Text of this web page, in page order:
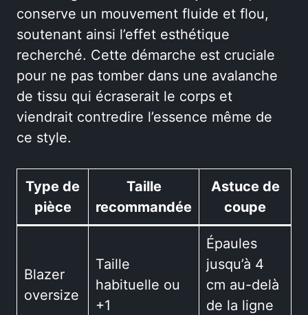
conserve un mouvement fluide et flou,
soutenant ainsi l’effet esthétique
recherché. Cette démarche est cruciale
pour ne pas tomber dans une avalanche
de tissu qui écraserait le corps et
viendrait contredire l’essence même de
ce style.
Type de
pièce
Taille
recommandée
Astuce de
coupe
Blazer
oversize
Taille
habituelle ou
+1
Épaules
jusqu’à 4
cm au-delà
de la ligne